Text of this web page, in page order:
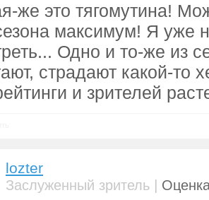
же это тягомутина!
максимум! Я уже
Одно и то-же из
страдают какой-то
и зрителей
lozter
Заслуженный зритель |